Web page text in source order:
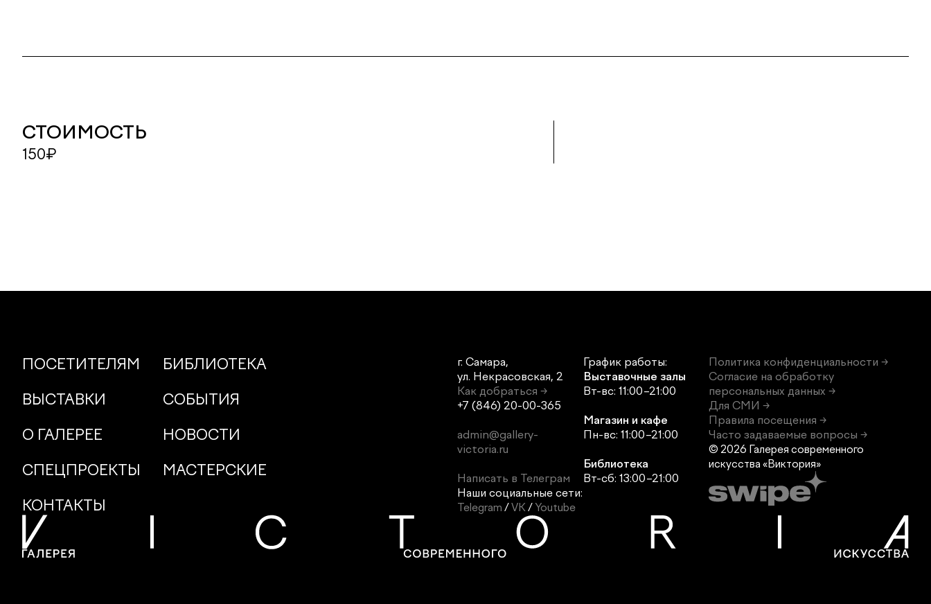
СТОИМОСТЬ
150₽
ПОСЕТИТЕЛЯМ БИБЛИОТЕКА
ВЫСТАВКИ СОБЫТИЯ
О ГАЛЕРЕЕ НОВОСТИ
СПЕЦПРОЕКТЫ МАСТЕРСКИЕ
КОНТАКТЫ
г. Самара,
ул. Некрасовская, 2
Как добраться →
+7 (846) 20-00-365
admin@gallery-
victoria.ru
Написать в Телеграм
Наши социальные сети:
Telegram /VK / Youtube
График работы:
Выставочные залы
Вт-вс: 11:00–21:00
Магазин и кафе
Пн-вс: 11:00–21:00
Библиотека
Вт-сб: 13:00–21:00
Политика конфиденциальности →
Согласие на обработку
персональных данных →
Для СМИ →
Правила посещения →
Часто задаваемые вопросы →
© 2026 Галерея современного
искусства «Виктория»